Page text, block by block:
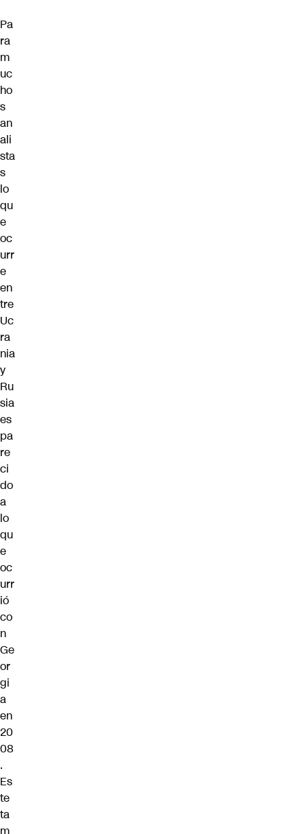
Pa
ra
m
uc
ho
s
an
ali
sta
s
lo
qu
e
oc
urr
e
en
tre
Uc
ra
nia
y
Ru
sia
es
pa
re
ci
do
a
lo
qu
e
oc
urr
ió
co
n
Ge
or
gi
a
en
20
08
.
Es
te
ta
m